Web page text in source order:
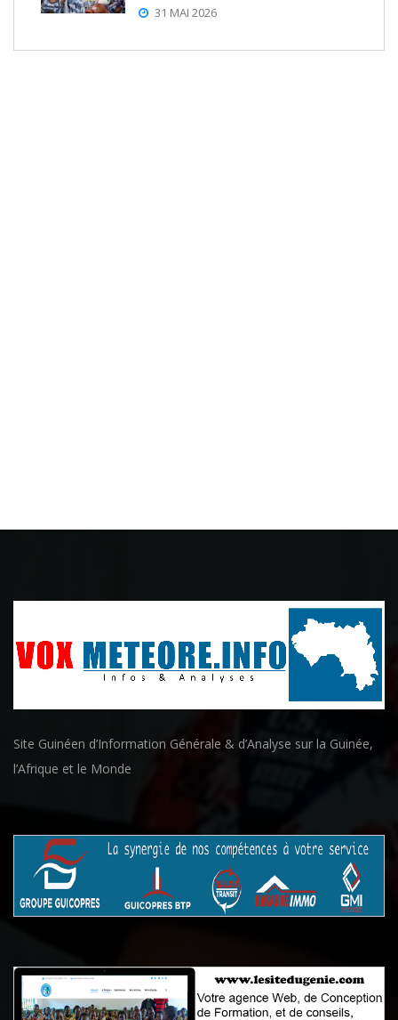
31 MAI 2026
Site Guinéen d’Information Générale & d’Analyse sur la Guinée,
l’Afrique et le Monde